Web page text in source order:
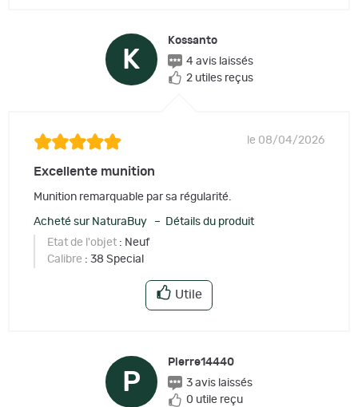
K
Kossanto
4 avis laissés
2 utiles reçus
le 08/04/2026
Excellente munition
Munition remarquable par sa régularité.
Acheté sur NaturaBuy – Détails du produit
Etat de l'objet : Neuf
Calibre : 38 Special
Utile
P
Pierre14440
3 avis laissés
0 utile reçu